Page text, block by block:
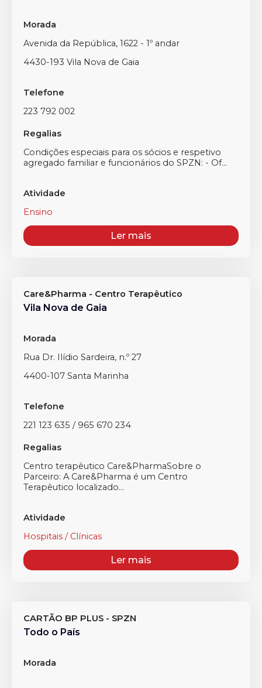
Morada
Avenida da República, 1622 - 1º andar
4430-193 Vila Nova de Gaia
Telefone
223 792 002
Regalias
Condições especiais para os sócios e respetivo
agregado familiar e funcionários do SPZN: - Of...
Atividade
Ensino
Ler mais
Care&Pharma - Centro Terapêutico
Vila Nova de Gaia
Morada
Rua Dr. Ilídio Sardeira, n.º 27
4400-107 Santa Marinha
Telefone
221 123 635 / 965 670 234
Regalias
Centro terapêutico Care&PharmaSobre o
Parceiro: A Care&Pharma é um Centro
Terapêutico localizado...
Atividade
Hospitais / Clínicas
Ler mais
CARTÃO BP PLUS - SPZN
Todo o País
Morada